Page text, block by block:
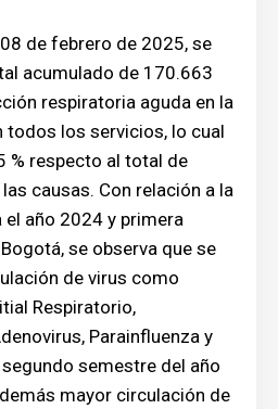
de febrero de 2025, se
acumulado de 170.663
respiratoria aguda en la
todos los servicios, lo cual
% respecto al total de
causas. Con relación a la
año 2024 y primera
se observa que se
de virus como
Respiratorio,
Parainfluenza y
segundo semestre del año
mayor circulación de